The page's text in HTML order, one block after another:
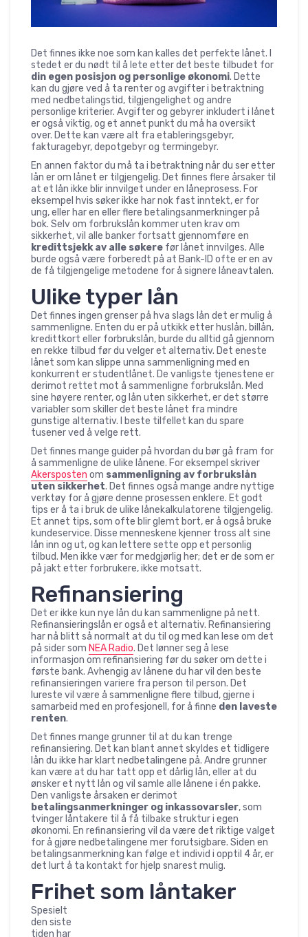
Det finnes ikke noe som kan kalles det perfekte lånet. I
stedet er du nødt til å lete etter det beste tilbudet for
din egen posisjon og personlige økonomi. Dette
kan du gjøre ved å ta renter og avgifter i betraktning
med nedbetalingstid, tilgjengelighet og andre
personlige kriterier. Avgifter og gebyrer inkludert i lånet
er også viktig, og et annet punkt du må ha oversikt
over. Dette kan være alt fra etableringsgebyr,
fakturagebyr, depotgebyr og termingebyr.
En annen faktor du må ta i betraktning når du ser etter
lån er om lånet er tilgjengelig. Det finnes flere årsaker til
at et lån ikke blir innvilget under en låneprosess. For
eksempel hvis søker ikke har nok fast inntekt, er for
ung, eller har en eller flere betalingsanmerkninger på
bok. Selv om forbrukslån kommer uten krav om
sikkerhet, vil alle banker fortsatt gjennomføre en
kredittsjekk av alle søkere før lånet innvilges. Alle
burde også være forberedt på at Bank-ID ofte er en av
de få tilgjengelige metodene for å signere låneavtalen.
Ulike typer lån
Det finnes ingen grenser på hva slags lån det er mulig å
sammenligne. Enten du er på utkikk etter huslån, billån,
kredittkort eller forbrukslån, burde du alltid gå gjennom
en rekke tilbud før du velger et alternativ. Det eneste
lånet som kan slippe unna sammenligning med en
konkurrent er studentlånet. De vanligste tjenestene er
derimot rettet mot å sammenligne forbrukslån. Med
sine høyere renter, og lån uten sikkerhet, er det større
variabler som skiller det beste lånet fra mindre
gunstige alternativ. I beste tilfellet kan du spare
tusener ved å velge rett.
Det finnes mange guider på hvordan du bør gå fram for
å sammenligne de ulike lånene. For eksempel skriver
Akersposten om sammenligning av forbrukslån
uten sikkerhet. Det finnes også mange andre nyttige
verktøy for å gjøre denne prosessen enklere. Et godt
tips er å ta i bruk de ulike lånekalkulatorene tilgjengelig.
Et annet tips, som ofte blir glemt bort, er å også bruke
kundeservice. Disse menneskene kjenner tross alt sine
lån inn og ut, og kan lettere sette opp et personlig
tilbud. Men ikke vær for medgjørlig her; det er de som er
på jakt etter forbrukere, ikke motsatt.
Refinansiering
Det er ikke kun nye lån du kan sammenligne på nett.
Refinansieringslån er også et alternativ. Refinansiering
har nå blitt så normalt at du til og med kan lese om det
på sider som NEA Radio. Det lønner seg å lese
informasjon om refinansiering før du søker om dette i
første bank. Avhengig av lånene du har vil den beste
refinansieringen variere fra person til person. Det
lureste vil være å sammenligne flere tilbud, gjerne i
samarbeid med en profesjonell, for å finne den laveste
renten.
Det finnes mange grunner til at du kan trenge
refinansiering. Det kan blant annet skyldes et tidligere
lån du ikke har klart nedbetalingene på. Andre grunner
kan være at du har tatt opp et dårlig lån, eller at du
ønsker et nytt lån og vil samle alle lånene i én pakke.
Den vanligste årsaken er derimot
betalingsanmerkninger og inkassovarsler, som
tvinger låntakere til å få tilbake struktur i egen
økonomi. En refinansiering vil da være det riktige valget
for å gjøre nedbetalingene mer forutsigbare. Siden en
betalingsanmerkning kan følge et individ i opptil 4 år, er
det lurt å ta kontakt for hjelp snarest mulig.
Frihet som låntaker
Spesielt
den siste
tiden har